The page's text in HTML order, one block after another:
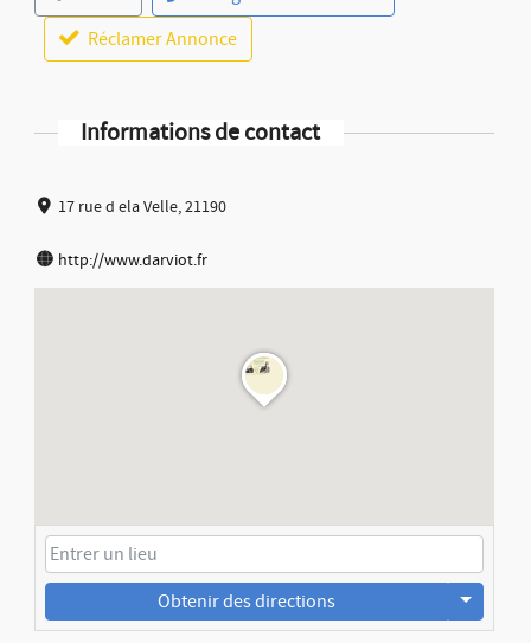
Réclamer Annonce
Informations de contact
17 rue d ela Velle, 21190
http://www.darviot.fr
Obtenir des directions